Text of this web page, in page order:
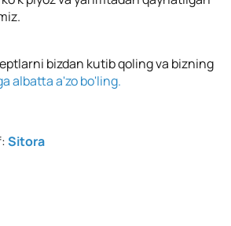
bizdan kutib qoling va bizning
albatta a'zo bo'ling.
Sitora